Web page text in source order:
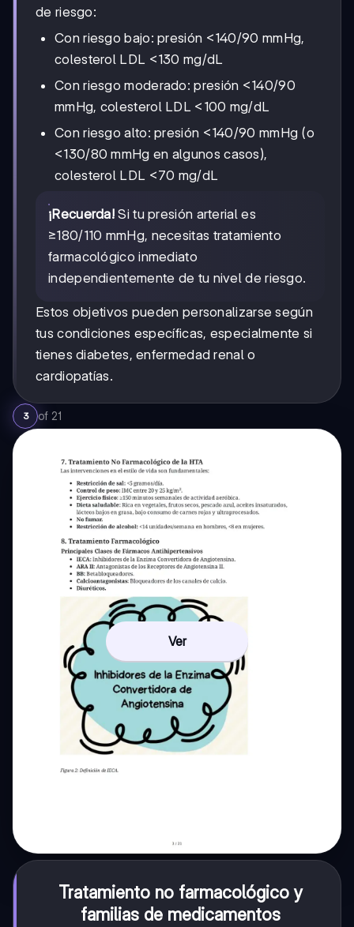
de riesgo:
Con riesgo bajo: presión <140/90 mmHg,
colesterol LDL <130 mg/dL
Con riesgo moderado: presión <140/90
mmHg, colesterol LDL <100 mg/dL
Con riesgo alto: presión <140/90 mmHg (o
<130/80 mmHg en algunos casos),
colesterol LDL <70 mg/dL
¡Recuerda! Si tu presión arterial es
≥180/110 mmHg, necesitas tratamiento
farmacológico inmediato
independientemente de tu nivel de riesgo.
Estos objetivos pueden personalizarse según
tus condiciones específicas, especialmente si
tienes diabetes, enfermedad renal o
cardiopatías.
3 of 21
Ver
Tratamiento no farmacológico y
familias de medicamentos